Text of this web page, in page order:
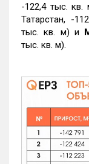
-122,4 тыс. кв.
Татарстан, -
тыс. кв. м) и
тыс. кв. м).